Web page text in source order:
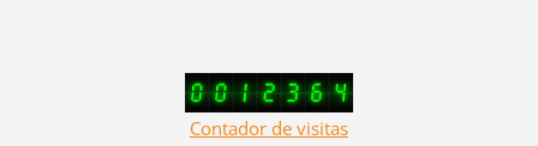
Contador de visitas